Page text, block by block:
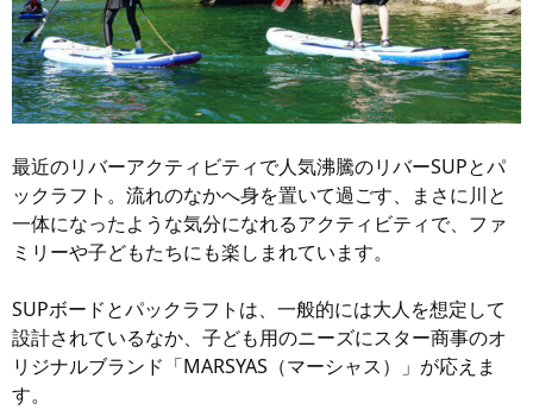
最近のリバーアクティビティで人気沸騰のリバーSUPとパ
ックラフト。流れのなかへ身を置いて過ごす、まさに川と
一体になったような気分になれるアクティビティで、ファ
ミリーや子どもたちにも楽しまれています。
SUPボードとパックラフトは、一般的には大人を想定して
設計されているなか、子ども用のニーズにスター商事のオ
リジナルブランド「MARSYAS（マーシャス）」が応えま
す。